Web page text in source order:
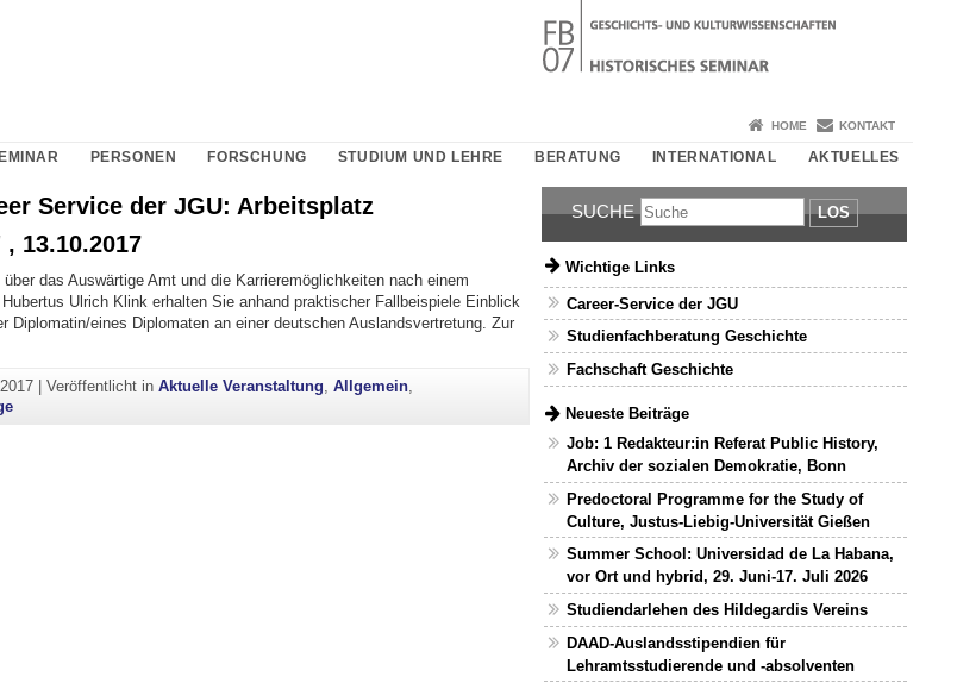
HOME KONTAKT
PERSONEN FORSCHUNG STUDIUM UND LEHRE BERATUNG INTERNATIONAL AKTUELLES
Service der JGU: Arbeitsplatz
13.10.2017
das Auswärtige Amt und die Karrieremöglichkeiten nach einem
Ulrich Klink erhalten Sie anhand praktischer Fallbeispiele Einblick
Diplomatin/eines Diplomaten an einer deutschen Auslandsvertretung. Zur
|Veröffentlicht inAktuelle Veranstaltung,Allgemein,
SUCHE LOS
Wichtige Links
Career-Service der JGU
Studienfachberatung Geschichte
Fachschaft Geschichte
Neueste Beiträge
Job: 1 Redakteur:in Referat Public History,
Archiv der sozialen Demokratie, Bonn
Predoctoral Programme for the Study of
Culture, Justus-Liebig-Universität Gießen
Summer School: Universidad de La Habana,
vor Ort und hybrid, 29. Juni-17. Juli 2026
Studiendarlehen des Hildegardis Vereins
DAAD-Auslandsstipendien für
Lehramtsstudierende und -absolventen